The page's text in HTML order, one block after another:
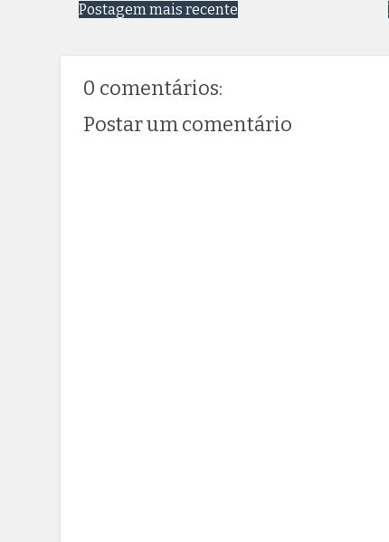
Postagem mais recente
0 comentários:
Postar um comentário